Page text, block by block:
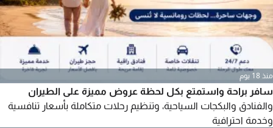
منذ 18 يوم
سافر براحة واستمتع بكل لحظة عروض مميزة على الطيران
والفنادق والبكجات السياحية، وتنظيم رحلات متكاملة بأسعار تنافسية
وخدمة احترافية